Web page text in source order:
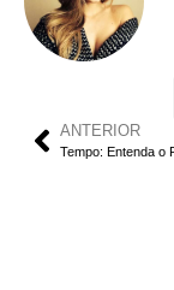
ANTERIOR